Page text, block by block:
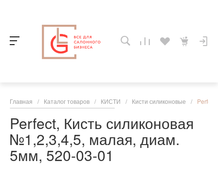
Главная / Каталог товаров / КИСТИ / Кисти силиконовые /
Perfect, Кисть силиконовая
№1,2,3,4,5, малая, диам.
5мм, 520-03-01